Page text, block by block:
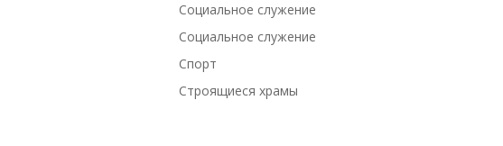
Социальное служение
Социальное служение
Спорт
Строящиеся храмы